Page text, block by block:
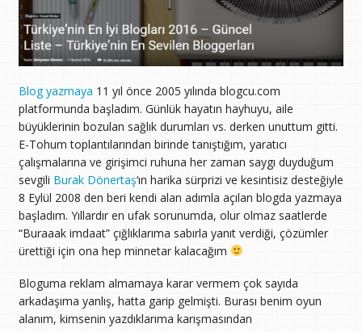
Blog yazmaya 11 yıl önce 2005 yılında blogcu.com
platformunda başladım. Günlük hayatın hayhuyu, aile
büyüklerinin bozulan sağlık durumları vs. derken unuttum gitti.
E-Tohum toplantılarından birinde tanıştığım, yaratıcı
çalışmalarına ve girişimci ruhuna her zaman saygı duyduğum
sevgili Burak Dönertaş‘ın harika sürprizi ve kesintisiz desteğiyle
8 Eylül 2008 den beri kendi alan adımla açılan blogda yazmaya
başladım. Yıllardır en ufak sorunumda, olur olmaz saatlerde
“Buraaak imdaat” çığlıklarıma sabırla yanıt verdiği, çözümler
ürettiği için ona hep minnetar kalacağım
Bloguma reklam almamaya karar vermem çok sayıda
arkadaşıma yanlış, hatta garip gelmişti. Burası benim oyun
alanım, kimsenin yazdıklarıma karışmasından